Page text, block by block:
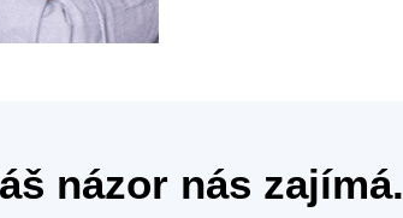
názor nás zajímá.